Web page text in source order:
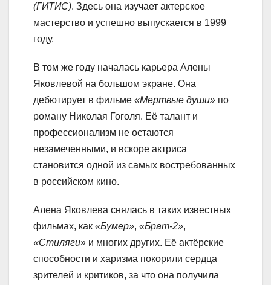
(ГИТИС). Здесь она изучает актерское
мастерство и успешно выпускается в 1999
году.
В том же году началась карьера Алены
Яковлевой на большом экране. Она
дебютирует в фильме «Мертвые души» по
роману Николая Гоголя. Её талант и
профессионализм не остаются
незамеченными, и вскоре актриса
становится одной из самых востребованных
в российском кино.
Алена Яковлева снялась в таких известных
фильмах, как «Бумер», «Брат-2»,
«Стиляги» и многих других. Её актёрские
способности и харизма покорили сердца
зрителей и критиков, за что она получила